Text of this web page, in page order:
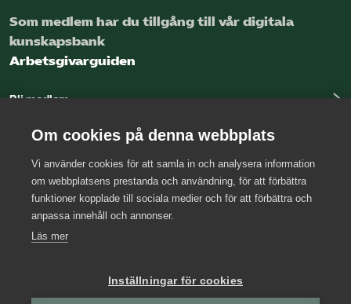
Som medlem har du tillgång till vår digitala
kunskapsbank
Arbetsgivarguiden
Bli medlem
Kontakta oss
Press
Om cookies på denna webbplats
Vi använder cookies för att samla in och analysera information
om webbplatsens prestanda och användning, för att förbättra
funktioner kopplade till sociala medier och för att förbättra och
anpassa innehåll och annonser.
Läs mer
Inställningar för cookies